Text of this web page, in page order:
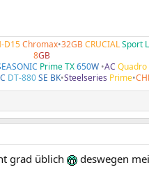
D15Chromax•32GB CRUCIAL Sport
8GB
Prime TX650W •AC Quadro
DT-880SE BK•Steelseries Prime•
grad üblich
deswegen